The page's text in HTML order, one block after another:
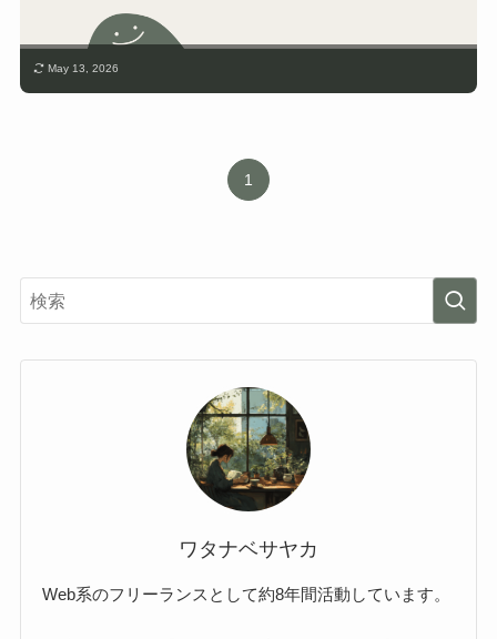
May 13, 2026
1
ワタナベサヤカ
Web系のフリーランスとして約8年間活動しています。